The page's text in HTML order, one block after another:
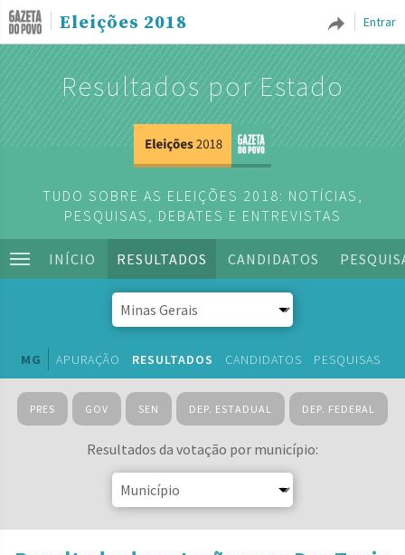
Entrar
Eleições 2018
Resultados por Estado
TUDO SOBRE AS ELEIÇÕES 2018: NOTÍCIAS,
PESQUISAS, DEBATES E ENTREVISTAS
INÍCIO RESULTADOS CANDIDATOS
MG APURAÇÃO RESULTADOS CANDIDATOS PESQUISAS
PRES GOV SEN DEP. ESTADUAL DEP. FEDERAL
Resultados da votação por município: